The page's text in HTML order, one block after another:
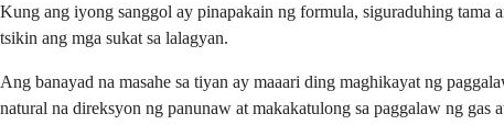
Kung ang iyong sanggol ay pinapakain ng formula, siguraduhing tama
tsikin ang mga sukat sa lalagyan.
Ang banayad na masahe sa tiyan ay maaari ding maghikayat ng
natural na direksyon ng panunaw at makakatulong sa paggalaw ng gas